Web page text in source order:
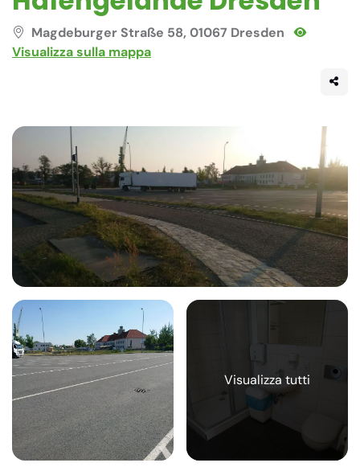
Magdeburger Straße 58, 01067 Dresden
Visualizza sulla mappa